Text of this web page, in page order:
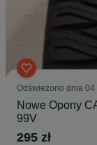
Odświeżono dnia
Nowe Opony
99V
295 zł